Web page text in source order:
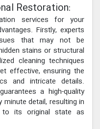
Restoration:
services for your
Firstly, experts
that may not be
stains or structural
cleaning techniques
effective, ensuring the
and intricate details.
a high-quality
detail, resulting in
its original state as